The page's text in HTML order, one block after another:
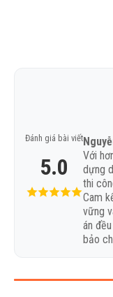
Đánh giá bài viết
5.0
Với
dựng
thi
Cam
vững
án
bảo